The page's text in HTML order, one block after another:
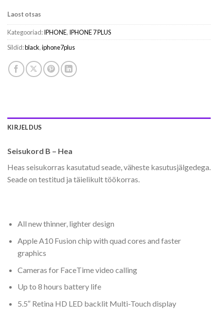
Laost otsas
Kategooriad:IPHONE, IPHONE 7 PLUS
Sildid:black,iphone7plus
KIRJELDUS
Seisukord B – Hea
Heas seisukorras kasutatud seade, väheste kasutusjälgedega.
Seade on testitud ja täielikult töökorras.
All new thinner, lighter design
Apple A10 Fusion chip with quad cores and faster
graphics
Cameras for FaceTime video calling
Up to 8 hours battery life
5.5″ Retina HD LED backlit Multi-Touch display